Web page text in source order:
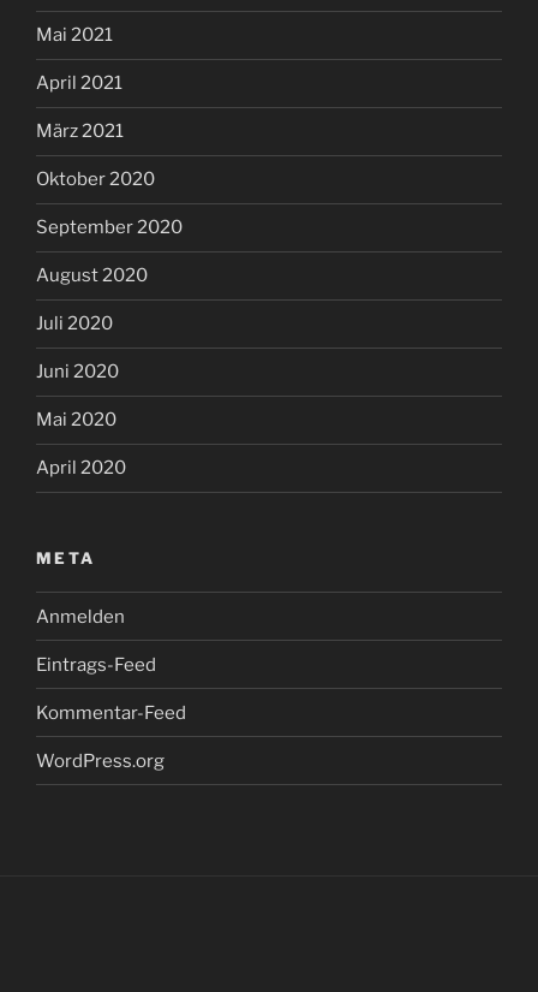
Mai 2021
April 2021
März 2021
Oktober 2020
September 2020
August 2020
Juli 2020
Juni 2020
Mai 2020
April 2020
META
Anmelden
Eintrags-Feed
Kommentar-Feed
WordPress.org